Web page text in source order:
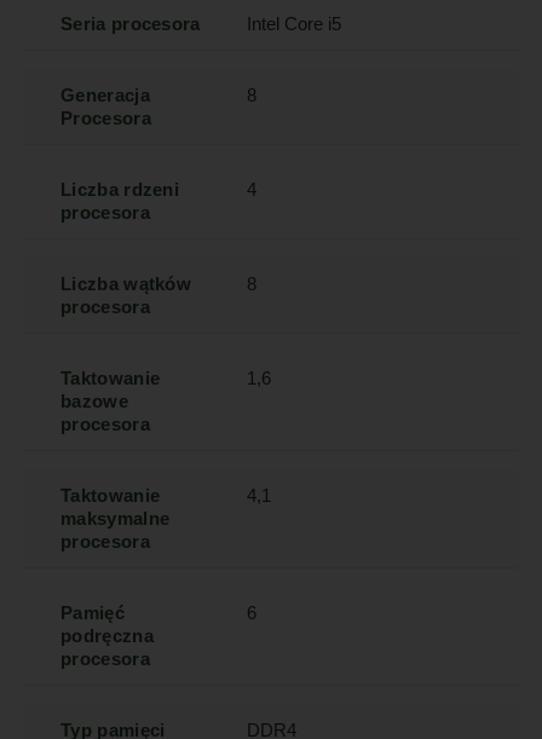
Seria procesora Intel Core i5
Generacja
Procesora
8
Liczba rdzeni
procesora
4
Liczba wątków
procesora
8
Taktowanie
bazowe
procesora
1,6
Taktowanie
maksymalne
procesora
4,1
Pamięć
podręczna
procesora
6
Typ pamięci DDR4